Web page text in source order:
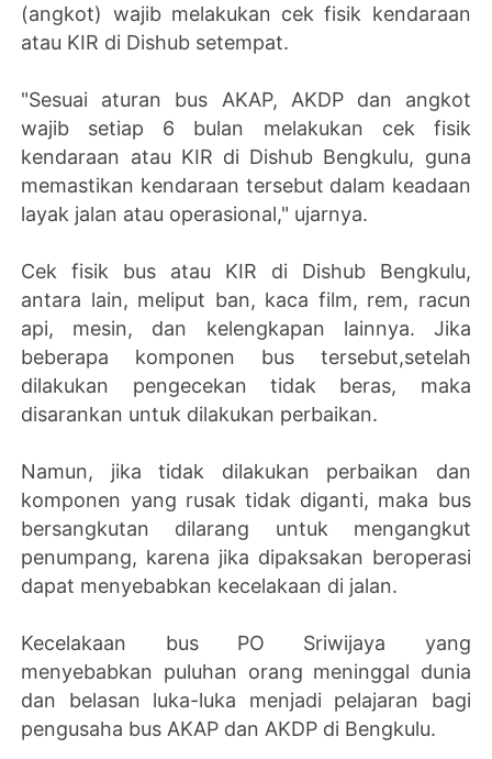
(angkot) wajib melakukan cek fisik kendaraan
atau KIR di Dishub setempat.
"Sesuai aturan bus AKAP, AKDP dan angkot
wajib setiap 6 bulan melakukan cek fisik
kendaraan atau KIR di Dishub Bengkulu, guna
memastikan kendaraan tersebut dalam keadaan
layak jalan atau operasional," ujarnya.
Cek fisik bus atau KIR di Dishub Bengkulu,
antara lain, meliput ban, kaca film, rem, racun
api, mesin, dan kelengkapan lainnya. Jika
beberapa komponen bus tersebut,setelah
dilakukan pengecekan tidak beras, maka
disarankan untuk dilakukan perbaikan.
Namun, jika tidak dilakukan perbaikan dan
komponen yang rusak tidak diganti, maka bus
bersangkutan dilarang untuk mengangkut
penumpang, karena jika dipaksakan beroperasi
dapat menyebabkan kecelakaan di jalan.
Kecelakaan bus PO Sriwijaya yang
menyebabkan puluhan orang meninggal dunia
dan belasan luka-luka menjadi pelajaran bagi
pengusaha bus AKAP dan AKDP di Bengkulu.